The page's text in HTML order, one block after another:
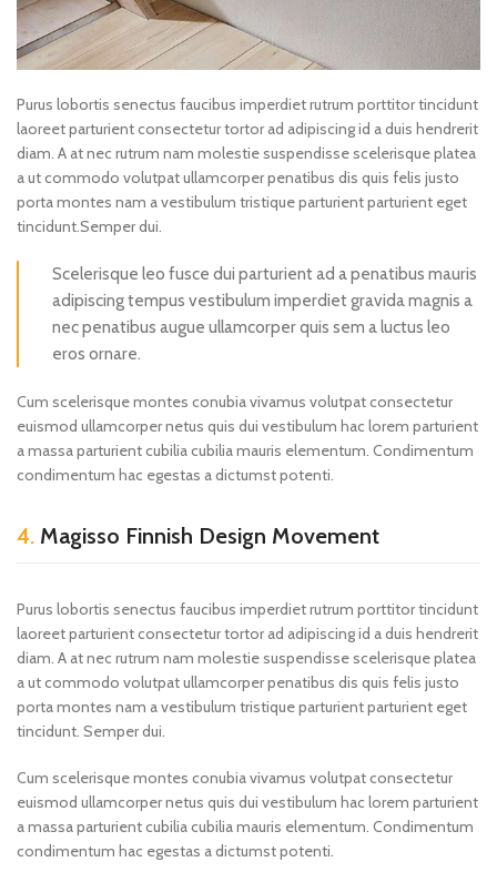
Purus lobortis senectus faucibus imperdiet rutrum porttitor tincidunt
laoreet parturient consectetur tortor ad adipiscing id a duis hendrerit
diam. A at nec rutrum nam molestie suspendisse scelerisque platea
a ut commodo volutpat ullamcorper penatibus dis quis felis justo
porta montes nam a vestibulum tristique parturient parturient eget
tincidunt.Semper dui.
Scelerisque leo fusce dui parturient ad a penatibus mauris
adipiscing tempus vestibulum imperdiet gravida magnis a
nec penatibus augue ullamcorper quis sem a luctus leo
eros ornare.
Cum scelerisque montes conubia vivamus volutpat consectetur
euismod ullamcorper netus quis dui vestibulum hac lorem parturient
a massa parturient cubilia cubilia mauris elementum. Condimentum
condimentum hac egestas a dictumst potenti.
4. Magisso Finnish Design Movement
Purus lobortis senectus faucibus imperdiet rutrum porttitor tincidunt
laoreet parturient consectetur tortor ad adipiscing id a duis hendrerit
diam. A at nec rutrum nam molestie suspendisse scelerisque platea
a ut commodo volutpat ullamcorper penatibus dis quis felis justo
porta montes nam a vestibulum tristique parturient parturient eget
tincidunt. Semper dui.
Cum scelerisque montes conubia vivamus volutpat consectetur
euismod ullamcorper netus quis dui vestibulum hac lorem parturient
a massa parturient cubilia cubilia mauris elementum. Condimentum
condimentum hac egestas a dictumst potenti.